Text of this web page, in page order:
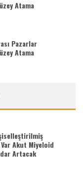
Atama
Pazarlar
Atama
Akut Miyeloid
Artacak